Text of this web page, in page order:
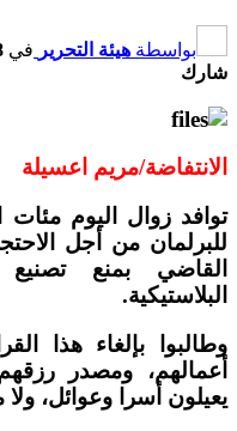
بواسطة هيئة التحرير في
شارك
الانتفاضة/مريم اعسيلة
توافد زوال اليوم مئات
للبرلمان من أجل
القاضي بمنع
البلاستيكية.
وطالبوا بإلغاء هذا
أعمالهم، ومصدر
يعيلون أسرا وعوائل،